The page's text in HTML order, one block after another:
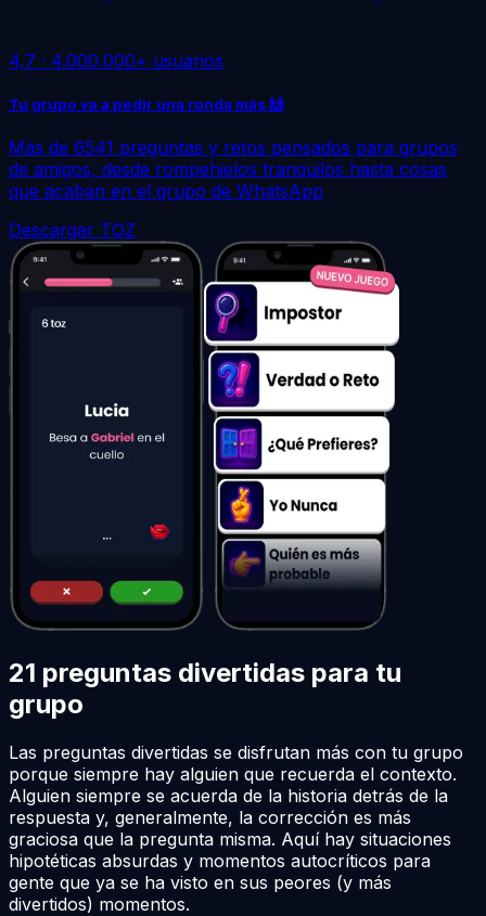
4,7 · 4.000.000+ usuarios
Tu grupo va a pedir una ronda más 🙌
Más de 6541 preguntas y retos pensados para grupos
de amigos, desde rompehielos tranquilos hasta cosas
que acaban en el grupo de WhatsApp
Descargar TOZ
21 preguntas divertidas para tu
grupo
Las preguntas divertidas se disfrutan más con tu grupo
porque siempre hay alguien que recuerda el contexto.
Alguien siempre se acuerda de la historia detrás de la
respuesta y, generalmente, la corrección es más
graciosa que la pregunta misma. Aquí hay situaciones
hipotéticas absurdas y momentos autocríticos para
gente que ya se ha visto en sus peores (y más
divertidos) momentos.